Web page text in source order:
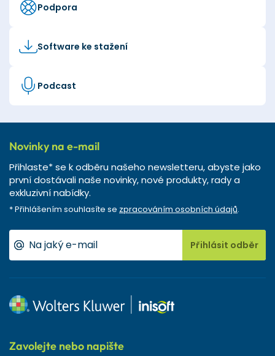
Podpora
Software ke stažení
Podcast
Novinky na e-mail
Přihlaste* se k odběru našeho newsletteru, abyste jako
první dostávali naše novinky, nové produkty, rady a
exkluzivní nabídky.
* Přihlášením souhlasíte se zpracováním osobních údajů.
Přihlásit odběr
Zavolejte nebo napište